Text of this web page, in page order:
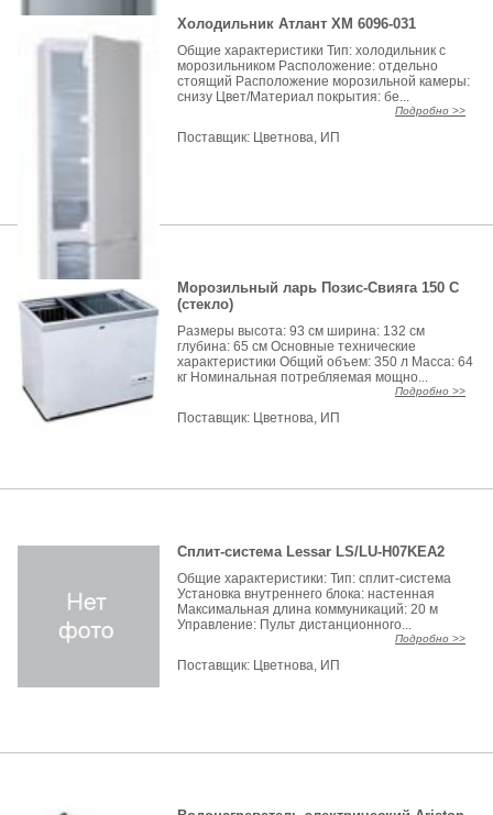
Холодильник Атлант ХМ 6096-031
Общие характеристики Тип: холодильник с
морозильником Расположение: отдельно
стоящий Расположение морозильной камеры:
снизу Цвет/Материал покрытия: бе...
Подробно >>
Поставщик: Цветнова, ИП
Морозильный ларь Позис-Свияга 150 С
(стекло)
Размеры высота: 93 см ширина: 132 см
глубина: 65 см Основные технические
характеристики Общий объем: 350 л Масса: 64
кг Номинальная потребляемая мощно...
Подробно >>
Поставщик: Цветнова, ИП
Сплит-система Lessar LS/LU-H07KEA2
Общие характеристики: Тип: сплит-система
Установка внутреннего блока: настенная
Максимальная длина коммуникаций: 20 м
Управление: Пульт дистанционного...
Подробно >>
Поставщик: Цветнова, ИП